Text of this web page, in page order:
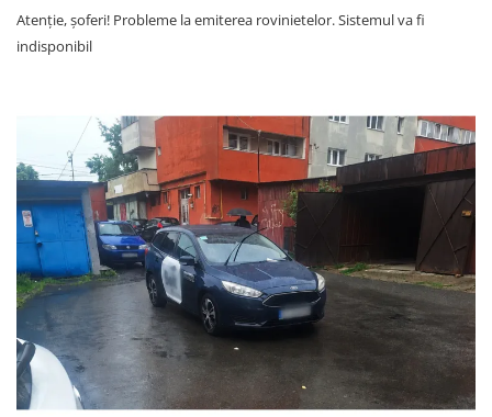
Atenție, șoferi! Probleme la emiterea rovinietelor. Sistemul va fi
indisponibil